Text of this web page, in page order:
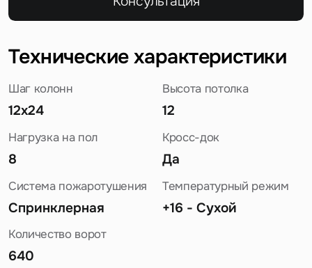
Технические характеристики
Шаг колонн
12х24
Высота потолка
12
Нагрузка на пол
8
Кросс-док
Да
Система пожаротушения
Спринклерная
Температурный режим
+16 - Сухой
Количество ворот
640